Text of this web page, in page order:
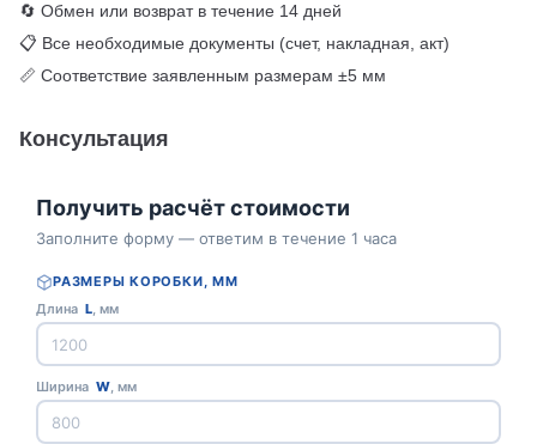
🔄 Обмен или возврат в течение 14 дней
📋 Все необходимые документы (счет, накладная, акт)
📏 Соответствие заявленным размерам ±5 мм
Консультация
Получить расчёт стоимости
Заполните форму — ответим в течение 1 часа
РАЗМЕРЫ КОРОБКИ, ММ
Длина L, мм
Ширина W, мм